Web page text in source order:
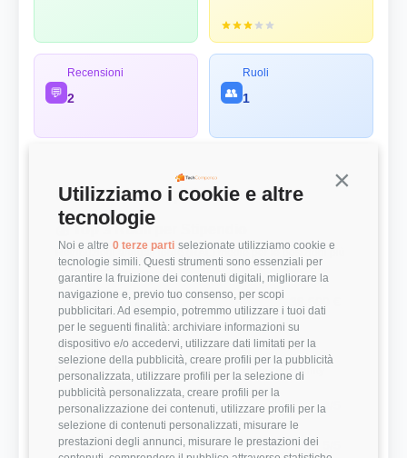
Continua
Utilizziamo i cookie e altre
tecnologie
Noi e altre 0 terze parti selezionate utilizziamo cookie e
tecnologie simili. Questi strumenti sono essenziali per
garantire la fruizione dei contenuti digitali, migliorare la
navigazione e, previo tuo consenso, per scopi
pubblicitari. Ad esempio, potremmo utilizzare i tuoi dati
per le seguenti finalità: archiviare informazioni su
dispositivo e/o accedervi, utilizzare dati limitati per la
selezione della pubblicità, creare profili per la pubblicità
personalizzata, utilizzare profili per la selezione di
pubblicità personalizzata, creare profili per la
personalizzazione dei contenuti, utilizzare profili per la
selezione di contenuti personalizzati, misurare le
prestazioni degli annunci, misurare le prestazioni dei
💬
Recensioni
2 👥
Ruoli
1
Panoramica Rapida
💰 Top 3 Ruoli per Stipendio
Retribuzioni annuali lorde (RAL) medie per le posizioni più
remunerate
Developer
⭐ Valutazioni
Punteggi medi basati sulle recensioni della community
Modernità Stack Tecnologico 4/5
Bilanciamento Vita-Lavoro